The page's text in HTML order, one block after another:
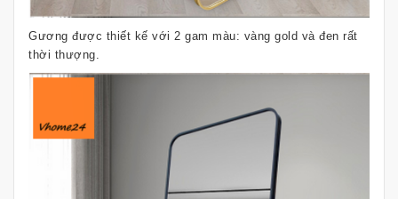
Gương được thiết kế với 2 gam màu: vàng gold và đen rất
thời thượng.